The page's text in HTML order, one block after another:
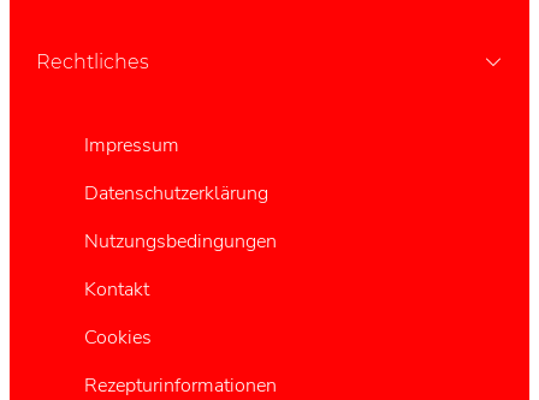
Rechtliches
Impressum
Datenschutzerklärung
Nutzungsbedingungen
Kontakt
Cookies
Rezepturinformationen